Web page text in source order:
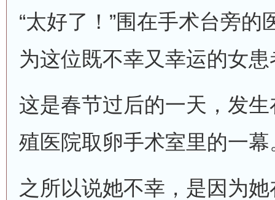
“太好了！”围在手术台旁
为这位既不幸又幸运的女
这是春节过后的一天，发
殖医院取卵手术室里的一幕
之所以说她不幸，是因为